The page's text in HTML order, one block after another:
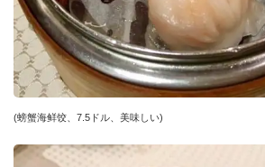
(螃蟹海鲜饺、7.5ドル、美味しい)